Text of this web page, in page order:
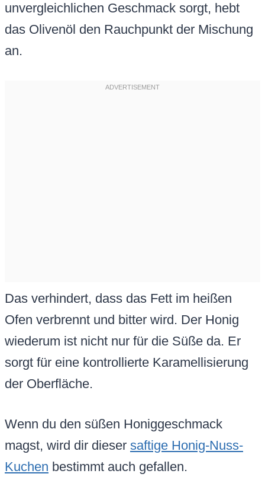
unvergleichlichen Geschmack sorgt, hebt
das Olivenöl den Rauchpunkt der Mischung
an.
Das verhindert, dass das Fett im heißen
Ofen verbrennt und bitter wird. Der Honig
wiederum ist nicht nur für die Süße da. Er
sorgt für eine kontrollierte Karamellisierung
der Oberfläche.
Wenn du den süßen Honiggeschmack
magst, wird dir dieser saftige Honig-Nuss-
Kuchen bestimmt auch gefallen.